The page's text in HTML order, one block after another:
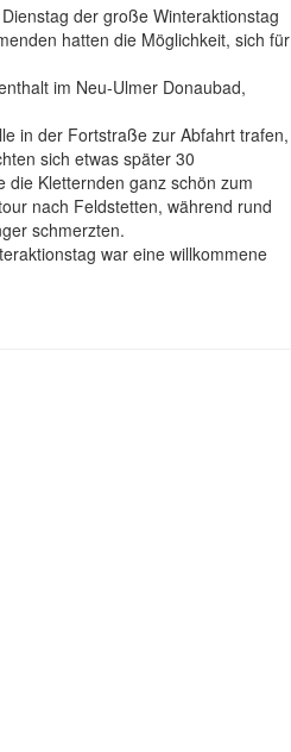
der große Winteraktionstag
hatten die Möglichkeit, sich für
im Neu-Ulmer Donaubad,
in der Fortstraße zur Abfahrt trafen,
sich etwas später 30
die Kletternden ganz schön zum
nach Feldstetten, während rund
schmerzten.
war eine willkommene